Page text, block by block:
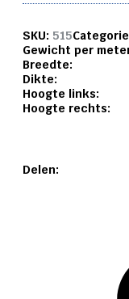
SKU: 515
Gewicht per
Breedte:
Dikte:
Hoogte links:
Hoogte rechts:
Delen: